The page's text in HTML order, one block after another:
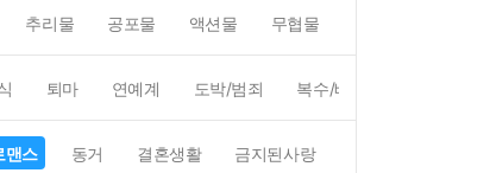
추리물 공포물 액션물 무협물
퇴마 연예계 도박/범죄 복수/배신
맨스 동거 결혼생활 금지된사랑